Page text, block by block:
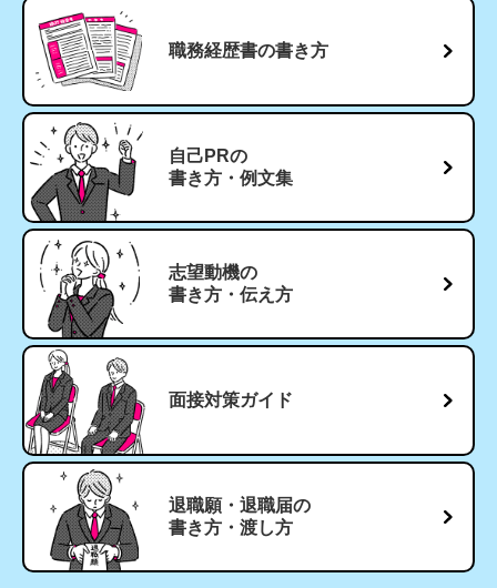
職務経歴書の書き方
自己PRの
書き方・例文集
志望動機の
書き方・伝え方
面接対策ガイド
退職願・退職届の
書き方・渡し方